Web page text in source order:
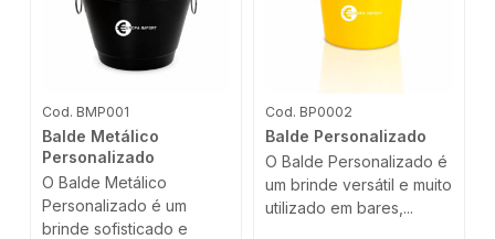
Cod. BMP001
Balde Metálico
Personalizado
O Balde Metálico
Personalizado é um
brinde sofisticado e
Cod. BP0002
Balde Personalizado
O Balde Personalizado é
um brinde versátil e muito
utilizado em bares,...